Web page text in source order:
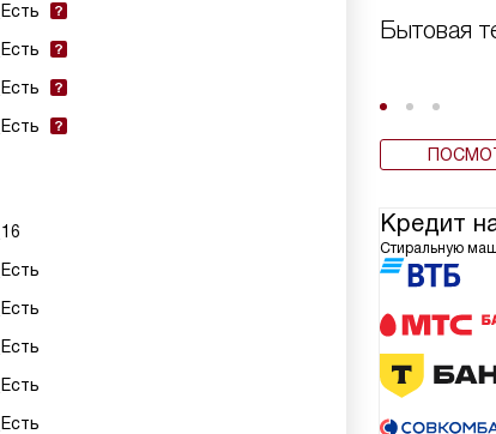
Бытовая
Кредит
Стиральную
Есть
Есть
Есть
Есть
16
Есть
Есть
Есть
Есть
Есть